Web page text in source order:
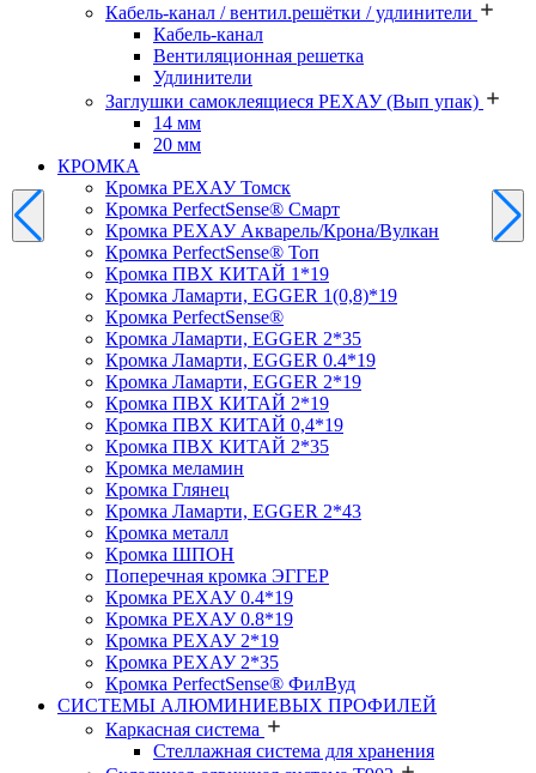
Кабель-канал / вентил.решётки / удлинители
Кабель-канал
Вентиляционная решетка
Удлинители
Заглушки самоклеящиеся РЕХАУ (Вып упак)
14 мм
20 мм
КРОМКА
Кромка PЕХАУ Томск
Кромка PerfectSense® Смарт
Кромка PЕХАУ Акварель/Крона/Вулкан
Кромка PerfectSense® Топ
Кромка ПВХ КИТАЙ 1*19
Кромка Ламарти, EGGER 1(0,8)*19
Кромка PerfectSense®
Кромка Ламарти, EGGER 2*35
Кромка Ламарти, EGGER 0.4*19
Кромка Ламарти, EGGER 2*19
Кромка ПВХ КИТАЙ 2*19
Кромка ПВХ КИТАЙ 0,4*19
Кромка ПВХ КИТАЙ 2*35
Кромка меламин
Кромка Глянец
Кромка Ламарти, EGGER 2*43
Кромка металл
Кромка ШПОН
Поперечная кромка ЭГГЕР
Кромка PЕХАУ 0.4*19
Кромка PЕХАУ 0.8*19
Кромка PЕХАУ 2*19
Кромка PЕХАУ 2*35
Кромка PerfectSense® ФилВуд
СИСТЕМЫ АЛЮМИНИЕВЫХ ПРОФИЛЕЙ
Каркасная система
Стеллажная система для хранения